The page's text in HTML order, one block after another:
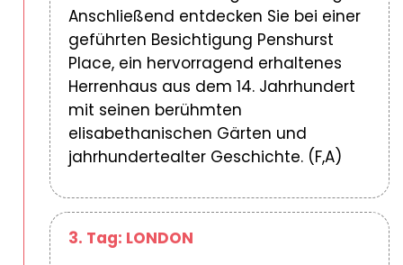
Anschließend entdecken Sie bei einer
geführten Besichtigung Penshurst
Place, ein hervorragend erhaltenes
Herrenhaus aus dem 14. Jahrhundert
mit seinen berühmten
elisabethanischen Gärten und
jahrhundertealter Geschichte. (F,A)
3. Tag: LONDON